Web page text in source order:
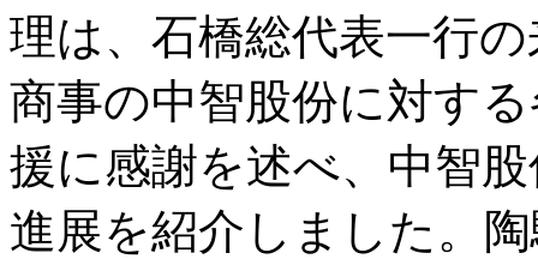
理は、石橋総代表一行
商事の中智股份に対す
援に感謝を述べ、中智
進展を紹介しました。